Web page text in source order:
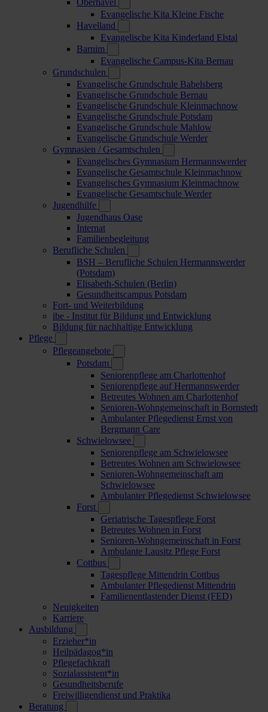
Evangelische Kita Kleine Fische
Havelland
Evangelische Kita Kinderland Elstal
Barnim
Evangelische Campus-Kita Bernau
Grundschulen
Evangelische Grundschule Babelsberg
Evangelische Grundschule Bernau
Evangelische Grundschule Kleinmachnow
Evangelische Grundschule Potsdam
Evangelische Grundschule Mahlow
Evangelische Grundschule Werder
Gymnasien / Gesamtschulen
Evangelisches Gymnasium Hermannswerder
Evangelische Gesamtschule Kleinmachnow
Evangelisches Gymnasium Kleinmachnow
Evangelische Gesamtschule Werder
Jugendhilfe
Jugendhaus Oase
Internat
Familienbegleitung
Berufliche Schulen
BSH – Berufliche Schulen Hermannswerder
(Potsdam)
Elisabeth-Schulen (Berlin)
Gesundheitscampus Potsdam
Fort- und Weiterbildung
ibe - Institut für Bildung und Entwicklung
Bildung für nachhaltige Entwicklung
Pflege
Pflegeangebote
Potsdam
Seniorenpflege am Charlottenhof
Seniorenpflege auf Hermannswerder
Betreutes Wohnen am Charlottenhof
Senioren-Wohngemeinschaft in Bornstedt
Ambulanter Pflegedienst Ernst von
Bergmann Care
Schwielowsee
Seniorenpflege am Schwielowsee
Betreutes Wohnen am Schwielowsee
Senioren-Wohngemeinschaft am
Schwielowsee
Ambulanter Pflegedienst Schwielowsee
Forst
Geriatrische Tagespflege Forst
Betreutes Wohnen in Forst
Senioren-Wohngemeinschaft in Forst
Ambulante Lausitz Pflege Forst
Cottbus
Tagespflege Mittendrin Cottbus
Ambulanter Pflegedienst Mittendrin
Familienentlastender Dienst (FED)
Neuigkeiten
Karriere
Ausbildung
Erzieher*in
Heilpädagog*in
Pflegefachkraft
Sozialassistent*in
Gesundheitsberufe
Freiwilligendienst und Praktika
Beratung